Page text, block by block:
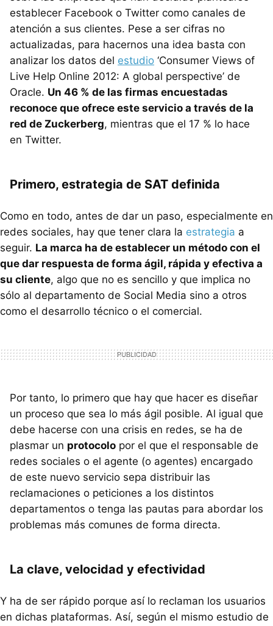
establecer Facebook o Twitter como canales de
atención a sus clientes. Pese a ser cifras no
actualizadas, para hacernos una idea basta con
analizar los datos del estudio ‘Consumer Views of
Live Help Online 2012: A global perspective’ de
Oracle. Un 46 % de las firmas encuestadas
reconoce que ofrece este servicio a través de la
red de Zuckerberg, mientras que el 17 % lo hace
en Twitter.
Primero, estrategia de SAT definida
Como en todo, antes de dar un paso, especialmente en
redes sociales, hay que tener clara la estrategia a
seguir. La marca ha de establecer un método con el
que dar respuesta de forma ágil, rápida y efectiva a
su cliente, algo que no es sencillo y que implica no
sólo al departamento de Social Media sino a otros
como el desarrollo técnico o el comercial.
Por tanto, lo primero que hay que hacer es diseñar
un proceso que sea lo más ágil posible. Al igual que
debe hacerse con una crisis en redes, se ha de
plasmar un protocolo por el que el responsable de
redes sociales o el agente (o agentes) encargado
de este nuevo servicio sepa distribuir las
reclamaciones o peticiones a los distintos
departamentos o tenga las pautas para abordar los
problemas más comunes de forma directa.
La clave, velocidad y efectividad
Y ha de ser rápido porque así lo reclaman los usuarios
en dichas plataformas. Así, según el mismo estudio de